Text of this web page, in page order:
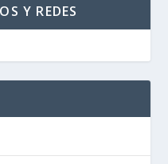
Y REDES